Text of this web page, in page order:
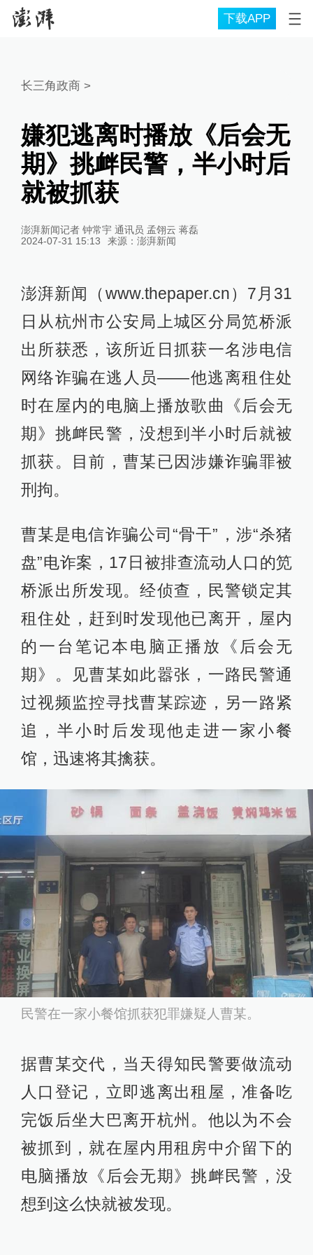
下载APP
长三角政商 >
嫌犯逃离时播放《后会无
期》挑衅民警，半小时后
就被抓获
澎湃新闻记者 钟常宇 通讯员 孟翎云 蒋磊
2024-07-31 15:13
来源： 澎湃新闻
澎湃新闻（www.thepaper.cn）7月31
日从杭州市公安局上城区分局笕桥派
出所获悉，该所近日抓获一名涉电信
网络诈骗在逃人员——他逃离租住处
时在屋内的电脑上播放歌曲《后会无
期》挑衅民警，没想到半小时后就被
抓获。目前，曹某已因涉嫌诈骗罪被
刑拘。
曹某是电信诈骗公司“骨干”，涉“杀猪
盘”电诈案，17日被排查流动人口的笕
桥派出所发现。经侦查，民警锁定其
租住处，赶到时发现他已离开，屋内
的一台笔记本电脑正播放《后会无
期》。见曹某如此嚣张，一路民警通
过视频监控寻找曹某踪迹，另一路紧
追，半小时后发现他走进一家小餐
馆，迅速将其擒获。
民警在一家小餐馆抓获犯罪嫌疑人曹某。
据曹某交代，当天得知民警要做流动
人口登记，立即逃离出租屋，准备吃
完饭后坐大巴离开杭州。他以为不会
被抓到，就在屋内用租房中介留下的
电脑播放《后会无期》挑衅民警，没
想到这么快就被发现。